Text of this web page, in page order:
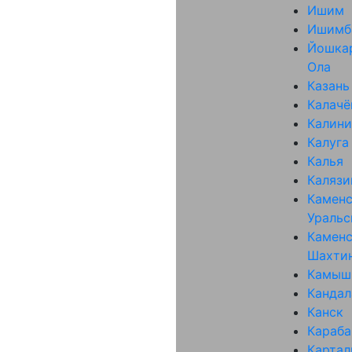
Ишим
Ола
Казань
Калуга
Калья
Канск